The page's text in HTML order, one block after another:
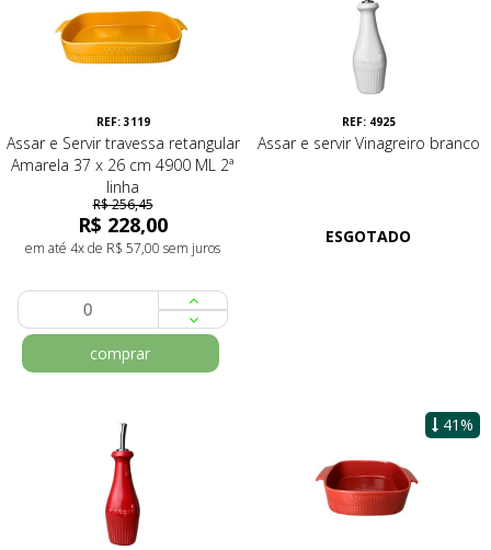
REF: 3119
Assar e Servir travessa retangular
Amarela 37 x 26 cm 4900 ML 2ª
linha
R$ 256,45
R$ 228,00
em até 4x de R$ 57,00 sem juros
comprar
REF: 4925
Assar e servir Vinagreiro branco
ESGOTADO
41%